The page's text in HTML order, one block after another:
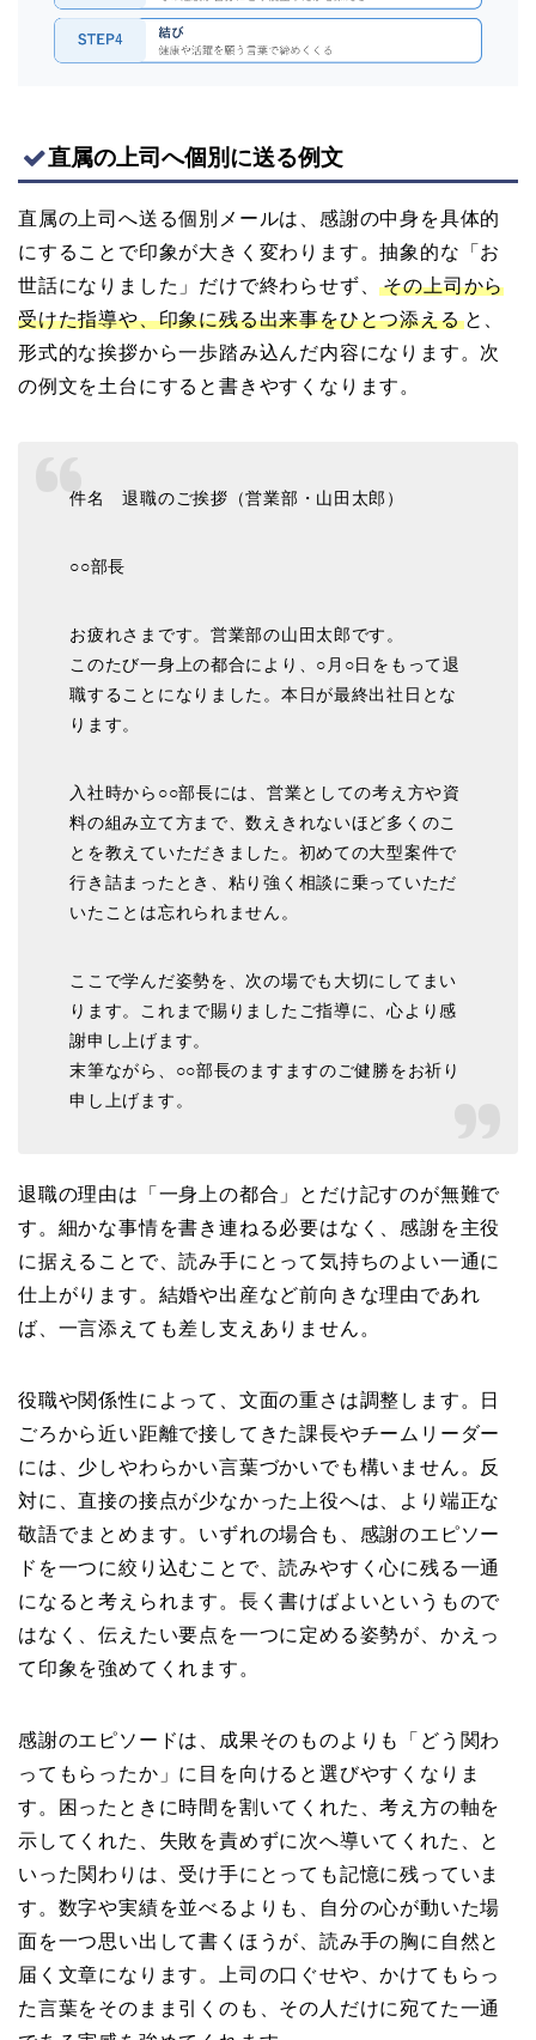
直属の上司へ個別に送る例文
直属の上司へ送る個別メールは、感謝の中身を具体的
にすることで印象が大きく変わります。抽象的な「お
世話になりました」だけで終わらせず、その上司から
受けた指導や、印象に残る出来事をひとつ添えると、
形式的な挨拶から一歩踏み込んだ内容になります。次
の例文を土台にすると書きやすくなります。
件名 退職のご挨拶（営業部・山田太郎）
○○部長
お疲れさまです。営業部の山田太郎です。
このたび一身上の都合により、○月○日をもって退
職することになりました。本日が最終出社日とな
ります。
入社時から○○部長には、営業としての考え方や資
料の組み立て方まで、数えきれないほど多くのこ
とを教えていただきました。初めての大型案件で
行き詰まったとき、粘り強く相談に乗っていただ
いたことは忘れられません。
ここで学んだ姿勢を、次の場でも大切にしてまい
ります。これまで賜りましたご指導に、心より感
謝申し上げます。
末筆ながら、○○部長のますますのご健勝をお祈り
申し上げます。
退職の理由は「一身上の都合」とだけ記すのが無難で
す。細かな事情を書き連ねる必要はなく、感謝を主役
に据えることで、読み手にとって気持ちのよい一通に
仕上がります。結婚や出産など前向きな理由であれ
ば、一言添えても差し支えありません。
役職や関係性によって、文面の重さは調整します。日
ごろから近い距離で接してきた課長やチームリーダー
には、少しやわらかい言葉づかいでも構いません。反
対に、直接の接点が少なかった上役へは、より端正な
敬語でまとめます。いずれの場合も、感謝のエピソー
ドを一つに絞り込むことで、読みやすく心に残る一通
になると考えられます。長く書けばよいというもので
はなく、伝えたい要点を一つに定める姿勢が、かえっ
て印象を強めてくれます。
感謝のエピソードは、成果そのものよりも「どう関わ
ってもらったか」に目を向けると選びやすくなりま
す。困ったときに時間を割いてくれた、考え方の軸を
示してくれた、失敗を責めずに次へ導いてくれた、と
いった関わりは、受け手にとっても記憶に残っていま
す。数字や実績を並べるよりも、自分の心が動いた場
面を一つ思い出して書くほうが、読み手の胸に自然と
届く文章になります。上司の口ぐせや、かけてもらっ
た言葉をそのまま引くのも、その人だけに宛てた一通